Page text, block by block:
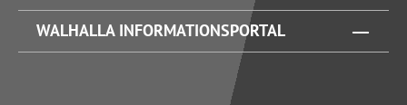
WALHALLA INFORMATIONSPORTAL